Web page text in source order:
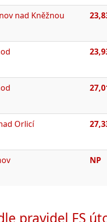
nad Kněžnou
Orlicí
NP
pravidel FS